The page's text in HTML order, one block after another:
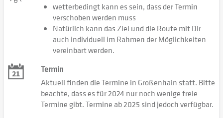
wetterbedingt kann es sein, dass der Termin
verschoben werden muss
Natürlich kann das Ziel und die Route mit Dir
auch individuell im Rahmen der Möglichkeiten
vereinbart werden.
Termin
Aktuell finden die Termine in Großenhain statt. Bitte
beachte, dass es für 2024 nur noch wenige freie
Termine gibt. Termine ab 2025 sind jedoch verfügbar.